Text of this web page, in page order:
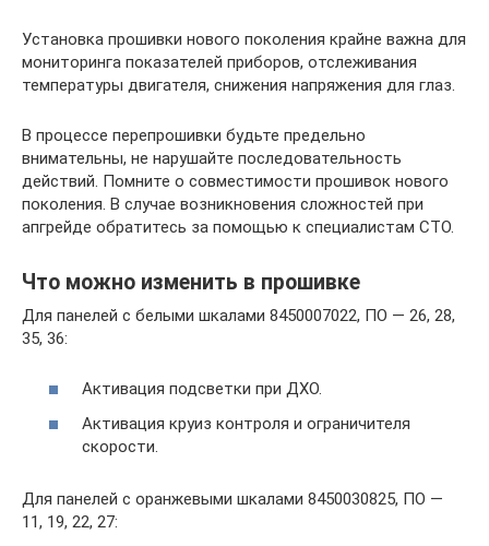
Установка прошивки нового поколения крайне важна для
мониторинга показателей приборов, отслеживания
температуры двигателя, снижения напряжения для глаз.
В процессе перепрошивки будьте предельно
внимательны, не нарушайте последовательность
действий. Помните о совместимости прошивок нового
поколения. В случае возникновения сложностей при
апгрейде обратитесь за помощью к специалистам СТО.
Что можно изменить в прошивке
Для панелей с белыми шкалами 8450007022, ПО — 26, 28,
35, 36:
Активация подсветки при ДХО.
Активация круиз контроля и ограничителя
скорости.
Для панелей с оранжевыми шкалами 8450030825, ПО —
11, 19, 22, 27: